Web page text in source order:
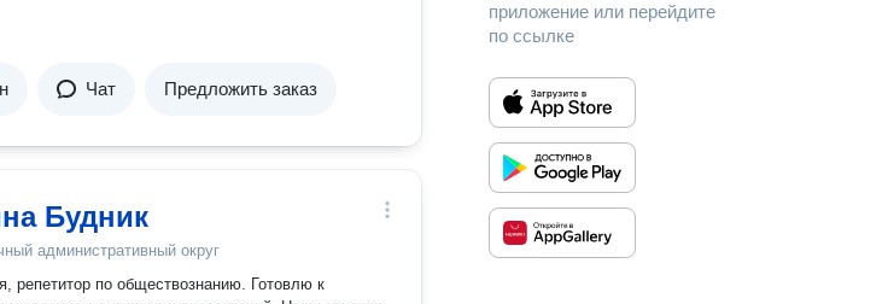
Чат Предложить заказ
Будник
административный округ
по обществознанию. Готовлю к
приложение или перейдите
по ссылке